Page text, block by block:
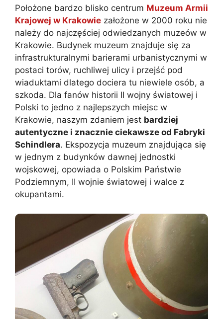
Położone bardzo blisko centrum Muzeum Armii
Krajowej w Krakowie założone w 2000 roku nie
należy do najczęściej odwiedzanych muzeów w
Krakowie. Budynek muzeum znajduje się za
infrastrukturalnymi barierami urbanistycznymi w
postaci torów, ruchliwej ulicy i przejść pod
wiaduktami dlatego dociera tu niewiele osób, a
szkoda. Dla fanów historii II wojny światowej i
Polski to jedno z najlepszych miejsc w
Krakowie, naszym zdaniem jest bardziej
autentyczne i znacznie ciekawsze od Fabryki
Schindlera. Ekspozycja muzeum znajdująca się
w jednym z budynków dawnej jednostki
wojskowej, opowiada o Polskim Państwie
Podziemnym, II wojnie światowej i walce z
okupantami.